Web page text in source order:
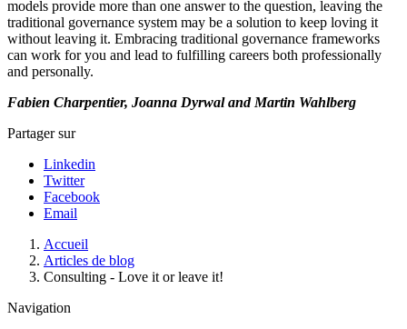
models provide more than one answer to the question, leaving the
traditional governance system may be a solution to keep loving it
without leaving it. Embracing traditional governance frameworks
can work for you and lead to fulfilling careers both professionally
and personally.
Fabien Charpentier, Joanna Dyrwal and Martin Wahlberg
Partager sur
Linkedin
Twitter
Facebook
Email
d'Ariane
Accueil
Articles de blog
Consulting - Love it or leave it!
Navigation